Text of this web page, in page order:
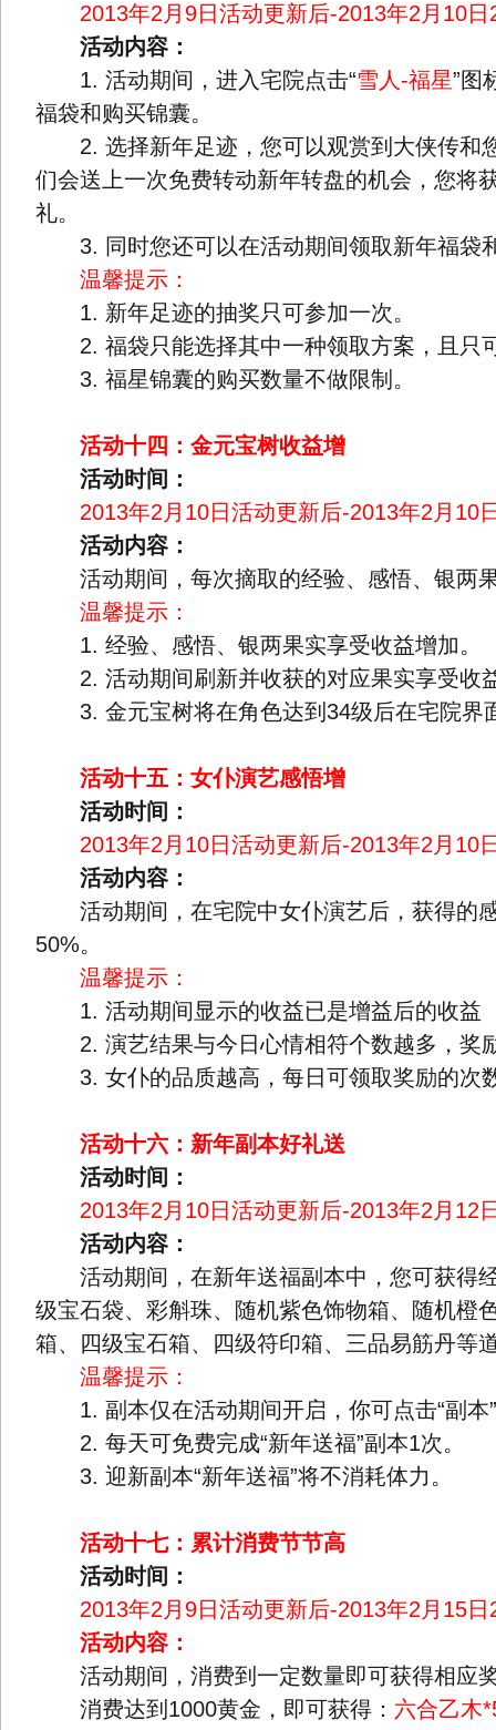
2013年2月9日活动更新后-2013年2月10日
活动内容：
1. 活动期间，进入宅院点击“雪人-福星”图
福袋和购买锦囊。
2. 选择新年足迹，您可以观赏到大侠传和
们会送上一次免费转动新年转盘的机会，您将
礼。
3. 同时您还可以在活动期间领取新年福袋
温馨提示：
1. 新年足迹的抽奖只可参加一次。
2. 福袋只能选择其中一种领取方案，且只
3. 福星锦囊的购买数量不做限制。
活动十四：金元宝树收益增
活动时间：
2013年2月10日活动更新后-2013年2月10
活动内容：
活动期间，每次摘取的经验、感悟、银两
温馨提示：
1. 经验、感悟、银两果实享受收益增加。
2. 活动期间刷新并收获的对应果实享受收
3. 金元宝树将在角色达到34级后在宅院界
活动十五：女仆演艺感悟增
活动时间：
2013年2月10日活动更新后-2013年2月10
活动内容：
活动期间，在宅院中女仆演艺后，获得的
50%。
温馨提示：
1. 活动期间显示的收益已是增益后的收益
2. 演艺结果与今日心情相符个数越多，奖
3. 女仆的品质越高，每日可领取奖励的次
活动十六：新年副本好礼送
活动时间：
2013年2月10日活动更新后-2013年2月12
活动内容：
活动期间，在新年送福副本中，您可获得
级宝石袋、彩斛珠、随机紫色饰物箱、随机橙
箱、四级宝石箱、四级符印箱、三品易筋丹等
温馨提示：
1. 副本仅在活动期间开启，你可点击“副本
2. 每天可免费完成“新年送福”副本1次。
3. 迎新副本“新年送福”将不消耗体力。
活动十七：累计消费节节高
活动时间：
2013年2月9日活动更新后-2013年2月15日
活动内容：
活动期间，消费到一定数量即可获得相应
消费达到1000黄金，即可获得： 六合乙木